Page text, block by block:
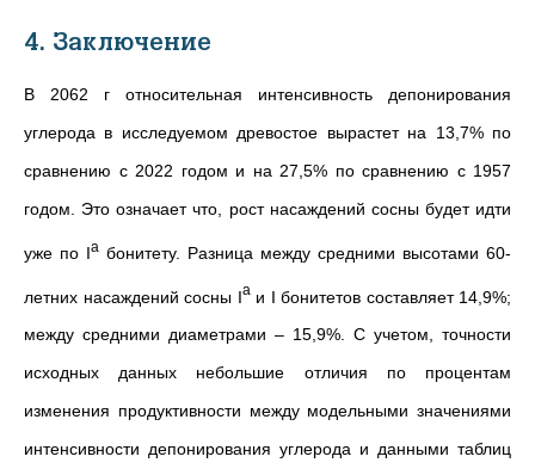
4. Заключение
В 2062 г относительная интенсивность депонирования
углерода в исследуемом древостое вырастет на 13,7% по
сравнению с 2022 годом и на 27,5% по сравнению с 1957
годом. Это означает что, рост насаждений сосны будет идти
уже по Iа бонитету. Разница между средними высотами 60-
летних насаждений сосны Iaи I бонитетов составляет 14,9%;
между средними диаметрами – 15,9%. С учетом, точности
исходных данных небольшие отличия по процентам
изменения продуктивности между модельными значениями
интенсивности депонирования углерода и данными таблиц